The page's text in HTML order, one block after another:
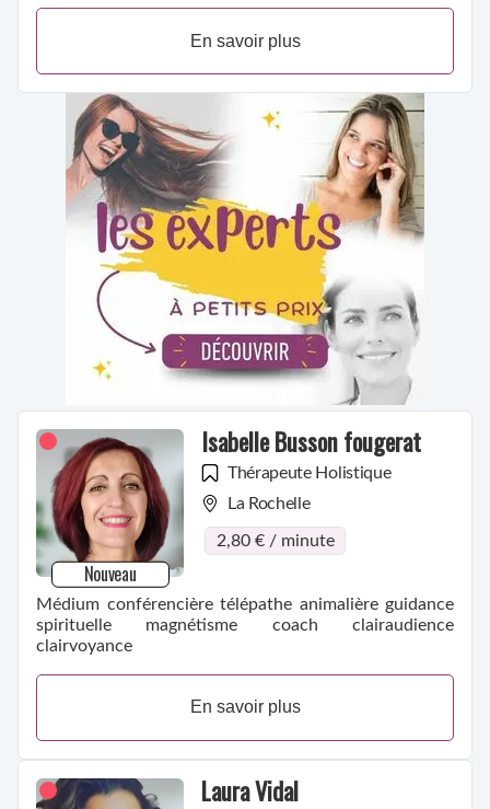
En savoir plus
Nouveau
Isabelle Busson fougerat
Thérapeute Holistique
La Rochelle
2,80 € / minute
Médium conférencière télépathe animalière guidance
spirituelle magnétisme coach clairaudience
clairvoyance
En savoir plus
Laura Vidal